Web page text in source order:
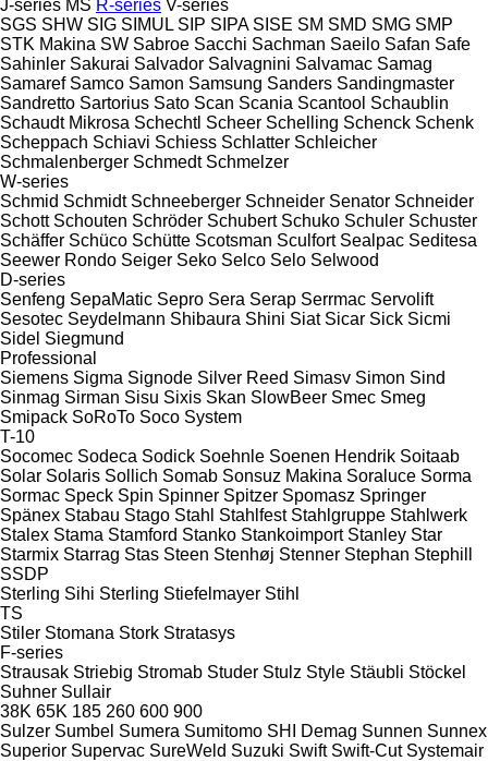
J-series MS R-series V-series
SGS SHW SIG SIMUL SIP SIPA SISE SM SMD SMG SMP
STK Makina SW Sabroe Sacchi Sachman Saeilo Safan Safe
Sahinler Sakurai Salvador Salvagnini Salvamac Samag
Samaref Samco Samon Samsung Sanders Sandingmaster
Sandretto Sartorius Sato Scan Scania Scantool Schaublin
Schaudt Mikrosa Schechtl Scheer Schelling Schenck Schenk
Scheppach Schiavi Schiess Schlatter Schleicher
Schmalenberger Schmedt Schmelzer
W-series
Schmid Schmidt Schneeberger Schneider Senator Schneider
Schott Schouten Schröder Schubert Schuko Schuler Schuster
Schäffer Schüco Schütte Scotsman Sculfort Sealpac Seditesa
Seewer Rondo Seiger Seko Selco Selo Selwood
D-series
Senfeng SepaMatic Sepro Sera Serap Serrmac Servolift
Sesotec Seydelmann Shibaura Shini Siat Sicar Sick Sicmi
Sidel Siegmund
Professional
Siemens Sigma Signode Silver Reed Simasv Simon Sind
Sinmag Sirman Sisu Sixis Skan SlowBeer Smec Smeg
Smipack SoRoTo Soco System
T-10
Socomec Sodeca Sodick Soehnle Soenen Hendrik Soitaab
Solar Solaris Sollich Somab Sonsuz Makina Soraluce Sorma
Sormac Speck Spin Spinner Spitzer Spomasz Springer
Spänex Stabau Stago Stahl Stahlfest Stahlgruppe Stahlwerk
Stalex Stama Stamford Stanko Stankoimport Stanley Star
Starmix Starrag Stas Steen Stenhøj Stenner Stephan Stephill
SSDP
Sterling Sihi Sterling Stiefelmayer Stihl
TS
Stiler Stomana Stork Stratasys
F-series
Strausak Striebig Stromab Studer Stulz Style Stäubli Stöckel
Suhner Sullair
38K 65K 185 260 600 900
Sulzer Sumbel Sumera Sumitomo SHI Demag Sunnen Sunnex
Superior Supervac SureWeld Suzuki Swift Swift-Cut Systemair